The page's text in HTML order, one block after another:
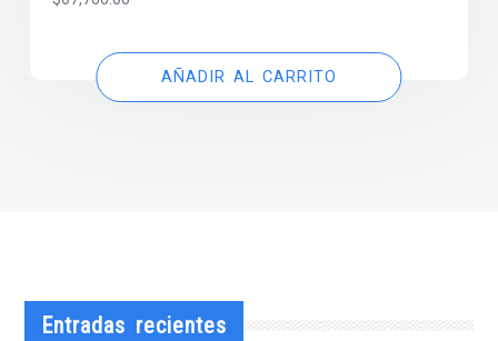
AÑADIR AL CARRITO
Entradas recientes